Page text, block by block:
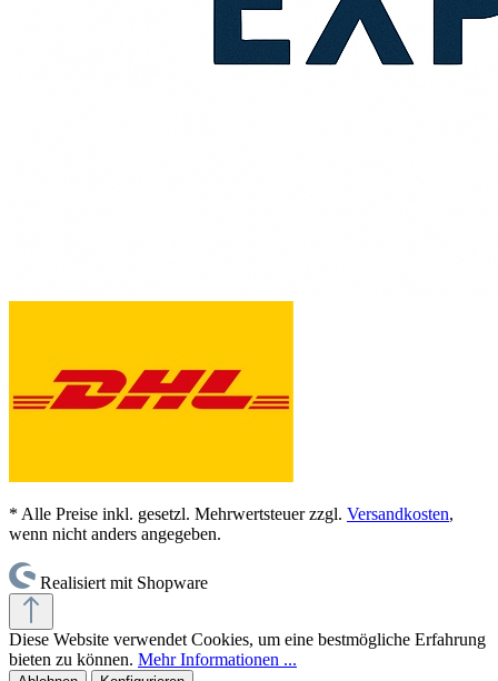
* Alle Preise inkl. gesetzl. Mehrwertsteuer zzgl. Versandkosten,
wenn nicht anders angegeben.
Realisiert mit Shopware
Diese Website verwendet Cookies, um eine bestmögliche Erfahrung
bieten zu können. Mehr Informationen ...